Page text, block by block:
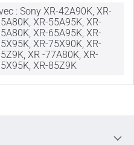
: Sony XR-42A90K, XR-
XR-55A95K, XR-
XR-65A95K, XR-
XR-75X90K, XR-
XR -77A80K, XR-
XR-85Z9K